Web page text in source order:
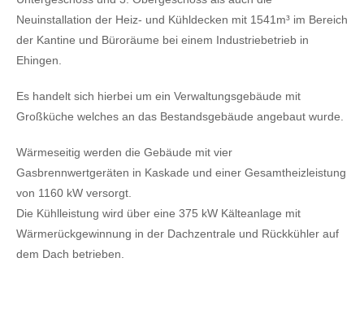
Neuinstallation der Heiz- und Kühldecken mit 1541m³ im Bereich
der Kantine und Büroräume bei einem Industriebetrieb in
Ehingen.
Es handelt sich hierbei um ein Verwaltungsgebäude mit
Großküche welches an das Bestandsgebäude angebaut wurde.
Wärmeseitig werden die Gebäude mit vier
Gasbrennwertgeräten in Kaskade und einer Gesamtheizleistung
von 1160 kW versorgt.
Die Kühlleistung wird über eine 375 kW Kälteanlage mit
Wärmerückgewinnung in der Dachzentrale und Rückkühler auf
dem Dach betrieben.